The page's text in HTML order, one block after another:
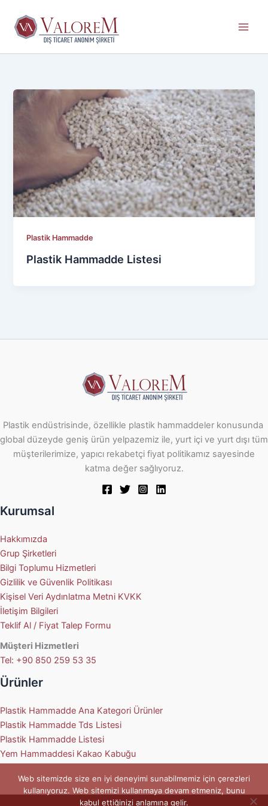
Plastik Hammadde
Plastik Hammadde Listesi
Plastik endüstrisinde, özellikle plastik hammaddeler konusunda
global düzeyde geniş ürün yelpazemiz ile, yurt içi ve yurt dışı tüm
müşterilerimize, yapıcı rekabetçi fiyat politikamız sayesinde
katma değer sağlıyoruz.
Kurumsal
Hakkımızda
Grup Şirketleri
Bilgi Toplumu Hizmetleri
Gizlilik ve Güvenlik Politikası
Kişisel Veri Aydınlatma Metni KVKK
İletişim Bilgileri
Teklif Al / Fiyat Talep Formu
Müşteri Hizmetleri
Tel: +90 850 259 53 35
Ürünler
Plastik Hammadde Ana Kategori Ürünler
Plastik Hammadde Tds Listesi
Plastik Hammadde Listesi
Yem Hammaddesi Kakao Kabuğu
Web sitemizde size en iyi deneyimi sunabilmemiz için çerezleri
kullanıyoruz. Web sitemizi kullanmaya devam etmeniz, bunu
kabul ettiğinizi anlamına gelir.